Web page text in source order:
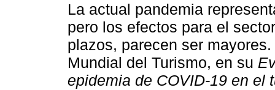
La actual pandemia
pero los efectos para el
plazos, parecen ser
Mundial del Turismo, en su
epidemia de COVID-19 en el